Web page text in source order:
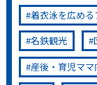
着衣泳を広める
名鉄観光
産後・育児マ